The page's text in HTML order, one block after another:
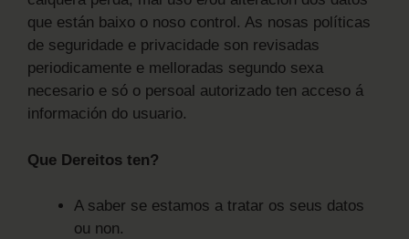
que están baixo o noso control. As nosas políticas
de seguridade e privacidade son revisadas
periodicamente e melloradas segundo sexa
necesario e só o persoal autorizado ten acceso á
información do usuario.
Que Dereitos ten?
A saber se estamos a tratar os seus datos
ou non.